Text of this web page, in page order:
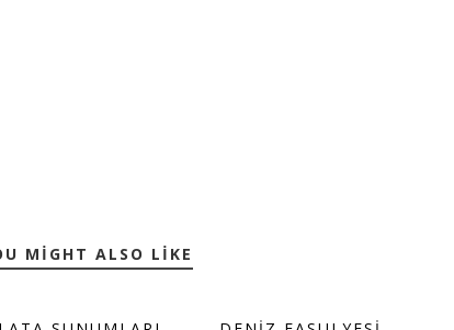
MIGHT ALSO LIKE